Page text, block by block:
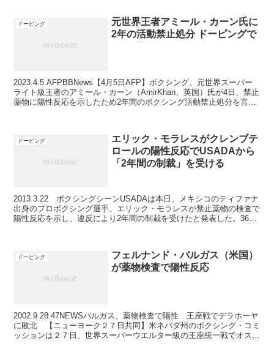
ドーピング
元世界王者アミール・カーン氏に
2年の活動禁止処分 ドーピングで
2023.4.5 AFPBBNews【4月5日AFP】ボクシング、元世界スーパー
ライト級王者のアミール・カーン（AmirKhan、英国）氏が4日、禁止
薬物に陽性反応を示したため2年間のボクシング活動禁止処分を言い
ドーピング
エリック・モラレスがクレンブテ
ロールの陽性反応でUSADAから
「2年間の制裁」を受ける
2013.3.22 ボクシングシーンUSADAは本日、メキシコのティファナ
出身のプロボクシング選手、エリック・モラレスが禁止薬物の検査で
陽性反応を示し、違反により2年間の制裁を受けたと発表した。36歳
ドーピング
フェルナンド・バルガス（米国）
が薬物検査で陽性反応
2002.9.28 47NEWSバルガス、薬物検査で陽性 王座戦でデラホーヤ
に敗北 【ニューヨーク２７日共同】米ネバダ州のボクシング・コミ
ッションは２７日、世界スーパーウエルター級の王座統一戦でオスカ